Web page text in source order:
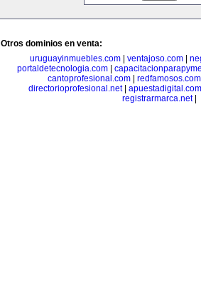
Otros dominios en venta:
uruguayinmuebles.com| ventajoso.com|
portaldetecnologia.com|
cantoprofesional.com
redfamosos.com
directorioprofesional.net| apuestadigital.com
registrarmarca.net|